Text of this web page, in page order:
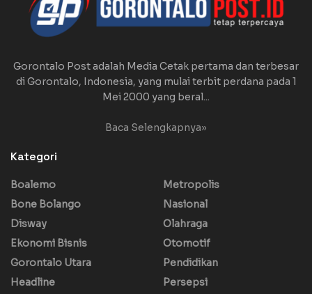
Gorontalo Post adalah Media Cetak pertama dan terbesar
di Gorontalo, Indonesia, yang mulai terbit perdana pada 1
Mei 2000 yang beral...
Baca Selengkapnya»
Kategori
Boalemo
Bone Bolango
Disway
Ekonomi Bisnis
Gorontalo Utara
Headline
Metropolis
Nasional
Olahraga
Otomotif
Pendidikan
Persepsi